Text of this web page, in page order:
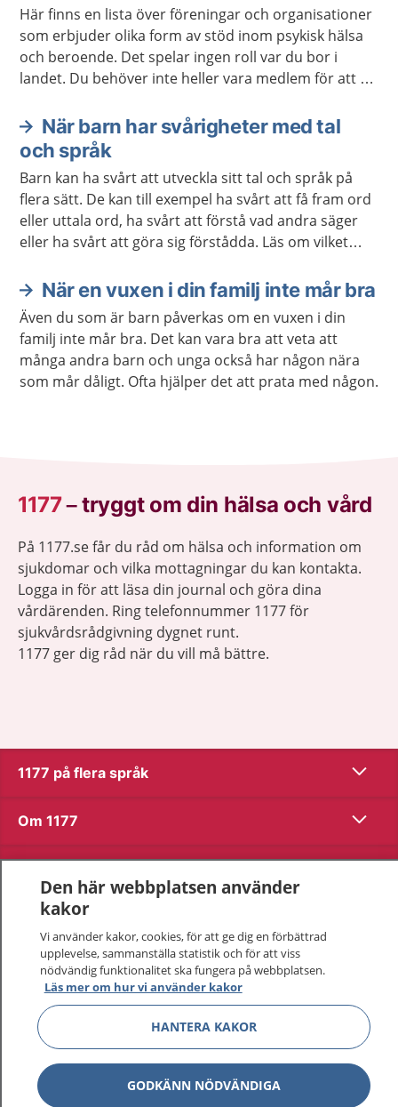
Här finns en lista över föreningar och organisationer
som erbjuder olika form av stöd inom psykisk hälsa
och beroende. Det spelar ingen roll var du bor i
landet. Du behöver inte heller vara medlem för att ta
När barn har svårigheter med tal
och språk
Barn kan ha svårt att utveckla sitt tal och språk på
flera sätt. De kan till exempel ha svårt att få fram ord
eller uttala ord, ha svårt att förstå vad andra säger
eller ha svårt att göra sig förstådda. Läs om vilket
När en vuxen i din familj inte mår bra
Även du som är barn påverkas om en vuxen i din
familj inte mår bra. Det kan vara bra att veta att
många andra barn och unga också har någon nära
som mår dåligt. Ofta hjälper det att prata med någon.
1177–tryggt om din hälsa och vård
På 1177.se får du råd om hälsa och information om
sjukdomar och vilka mottagningar du kan kontakta.
Logga in för att läsa din journal och göra dina
vårdärenden. Ring telefonnummer 1177 för
sjukvårdsrådgivning dygnet runt.
1177 ger dig råd när du vill må bättre.
1177 på flera språk Visa
Om 1177 Visa
Visa
Behandling av personuppgifter
Hantering av kakor
Inställningar för kakor
1177 – en tjänst frånInera.
Den här webbplatsen använder
kakor
Vi använder kakor, cookies, för att ge dig en förbättrad
upplevelse, sammanställa statistik och för att viss
nödvändig funktionalitet ska fungera på webbplatsen.
Läs mer om hur vi använder kakor
HANTERA KAKOR
GODKÄNN NÖDVÄNDIGA